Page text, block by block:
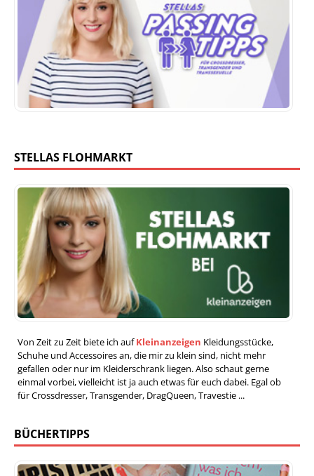
STELLAS FLOHMARKT
Von Zeit zu Zeit biete ich aufKleinanzeigen Kleidungsstücke,
Schuhe und Accessoires an, die mir zu klein sind, nicht mehr
gefallen oder nur im Kleiderschrank liegen. Also schaut gerne
einmal vorbei, vielleicht ist ja auch etwas für euch dabei. Egal ob
für Crossdresser, Transgender, DragQueen, Travestie ...
BÜCHERTIPPS